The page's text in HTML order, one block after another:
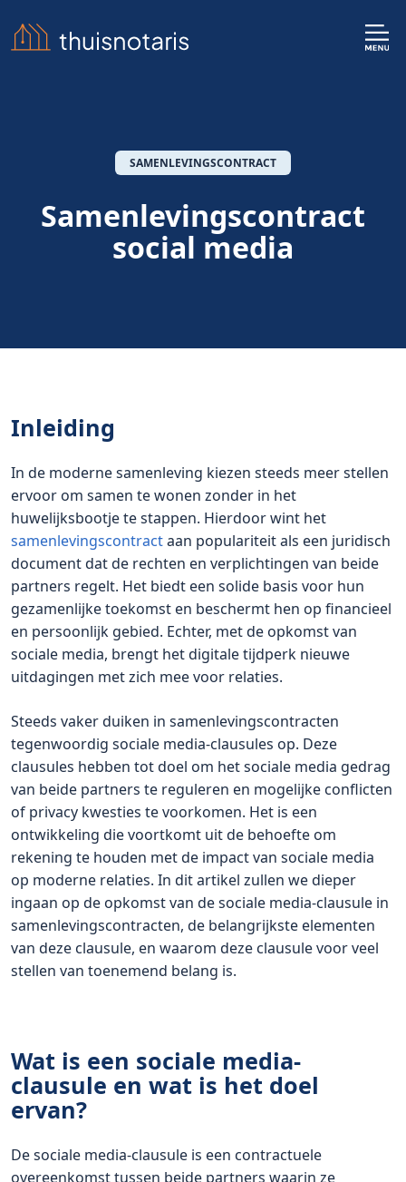
SAMENLEVINGSCONTRACT
Samenlevingscontract
social media
Inleiding
In de moderne samenleving kiezen steeds meer stellen
ervoor om samen te wonen zonder in het
huwelijksbootje te stappen. Hierdoor wint het
samenlevingscontractaan populariteit als een juridisch
document dat de rechten en verplichtingen van beide
partners regelt. Het biedt een solide basis voor hun
gezamenlijke toekomst en beschermt hen op financieel
en persoonlijk gebied. Echter, met de opkomst van
sociale media, brengt het digitale tijdperk nieuwe
uitdagingen met zich mee voor relaties.
Steeds vaker duiken in samenlevingscontracten
tegenwoordig sociale media-clausules op. Deze
clausules hebben tot doel om het sociale media gedrag
van beide partners te reguleren en mogelijke conflicten
of privacy kwesties te voorkomen. Het is een
ontwikkeling die voortkomt uit de behoefte om
rekening te houden met de impact van sociale media
op moderne relaties. In dit artikel zullen we dieper
ingaan op de opkomst van de sociale media-clausule in
samenlevingscontracten, de belangrijkste elementen
van deze clausule, en waarom deze clausule voor veel
stellen van toenemend belang is.
Wat is een sociale media-
clausule en wat is het doel
ervan?
De sociale media-clausule is een contractuele
overeenkomst tussen beide partners waarin ze